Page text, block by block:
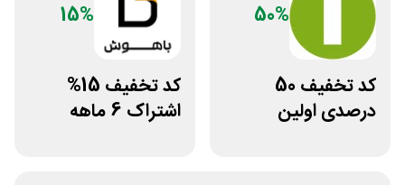
50%
کد تخفیف 50
درصدی اولین
15%
کد تخفیف 15%
اشتراک 6 ماهه